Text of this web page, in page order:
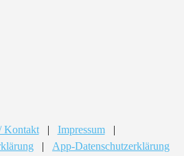
Kontakt | Impressum
|
| App-Datenschutzerklärung